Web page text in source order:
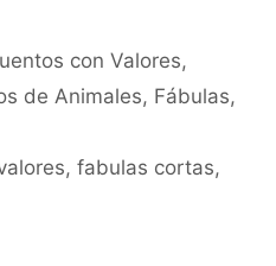
con Valores,
de Animales, Fábulas,
,fabulas cortas,